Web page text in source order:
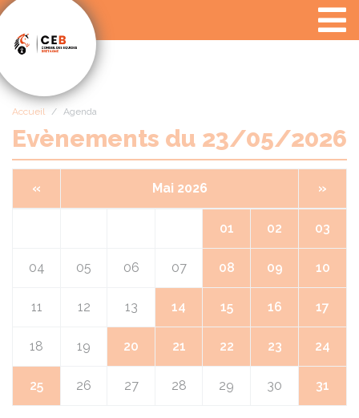
Accueil Agenda
Evènements du 23/05/2026
« Mai 2026 »
01 02 03
04 05 06 07 08 09 10
11 12 13 14 15 16 17
18 19 20 21 22 23 24
25 26 27 28 29 30 31
Panneau de gestion des cookies